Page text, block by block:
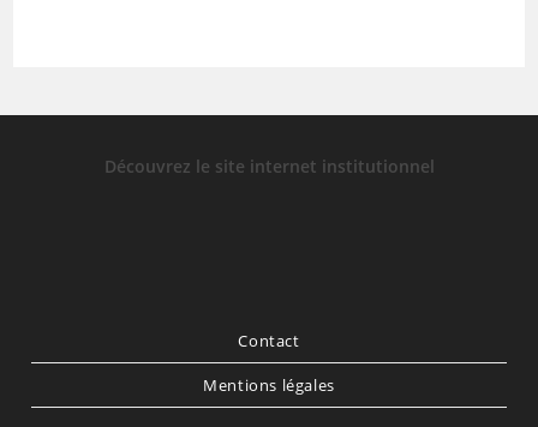
Découvrez le site internet institutionnel
Contact
Mentions légales